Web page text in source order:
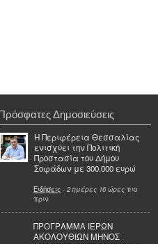
Πρόσφατες Δημοσιεύσεις
Η Περιφέρεια Θεσσαλίας
ενισχύει την Πολιτική
Προστασία του Δήμου
Σοφάδων με 300.000 ευρώ
Ειδήσεις - 2 ημέρες 16 ώρες πιο
πριν
ΠΡΟΓΡΑΜΜΑ ΙΕΡΩΝ
ΑΚΟΛΟΥΘΙΩΝ ΜΗΝΟΣ